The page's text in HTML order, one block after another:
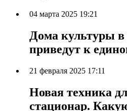
04 марта 2025 19:21
Дома культуры в
приведут к
21 февраля 2025 17:11
Новая техника
стационар.